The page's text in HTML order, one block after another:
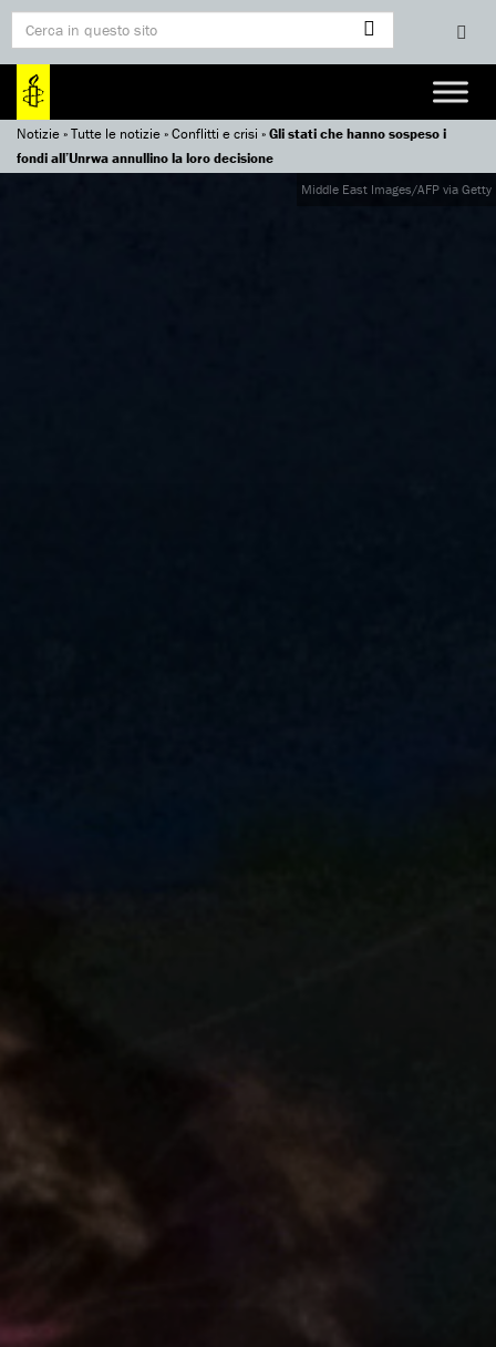
Notizie»Tutte le notizie»Conflitti e crisi »Gli stati che hanno sospeso i
fondi all’Unrwa annullino la loro decisione
Middle East Images/AFP via Getty